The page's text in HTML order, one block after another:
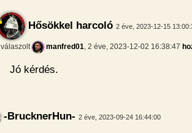
Hősökkel harcoló 2 éve, 2023-12-15
válaszolt manfred01 , 2 éve, 2023-12-02 16:38:47
Jó kérdés.
-BrucknerHun- 2 éve, 2023-09-24 16:44:00